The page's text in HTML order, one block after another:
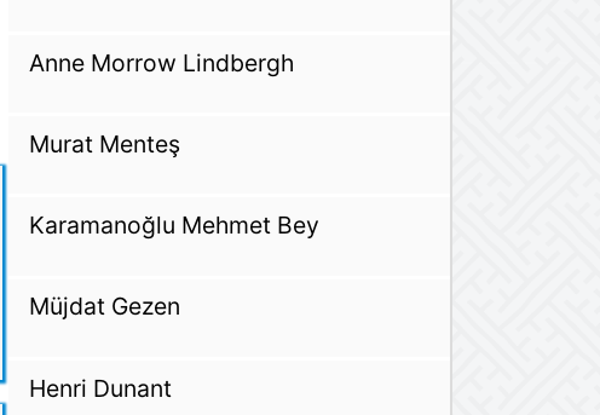
Anne Morrow Lindbergh
Murat Menteş
Karamanoğlu Mehmet Bey
Müjdat Gezen
Henri Dunant